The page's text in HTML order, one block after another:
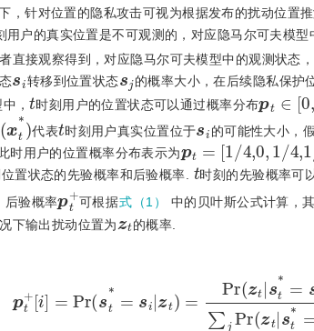
，针对位置的隐私攻击可视为根据发布的扰动位置
用户的真实位置是不可观测的，对应隐马尔可夫模
直接观察得到，对应隐马尔可夫模型中的观测状态
si
转移到位置状态
sj
的概率大小，在后续隐私保护
中，
t
时刻用户的位置状态可以通过概率分布
代表
t
时刻用户真实位置位于 的可能性大小，
时用户的位置概率分布表示为
p [1/4,0,1 /4,1
置状态的先验概率和后验概率.
t
时刻的先验概率可
后验概率
t+
可根据式（1） 中的贝叶斯公式计算，
下输出扰动位置为
z t
的概率.
jP